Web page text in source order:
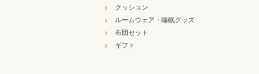
クッション
ルームウェア・睡眠グッズ
布団セット
ギフト